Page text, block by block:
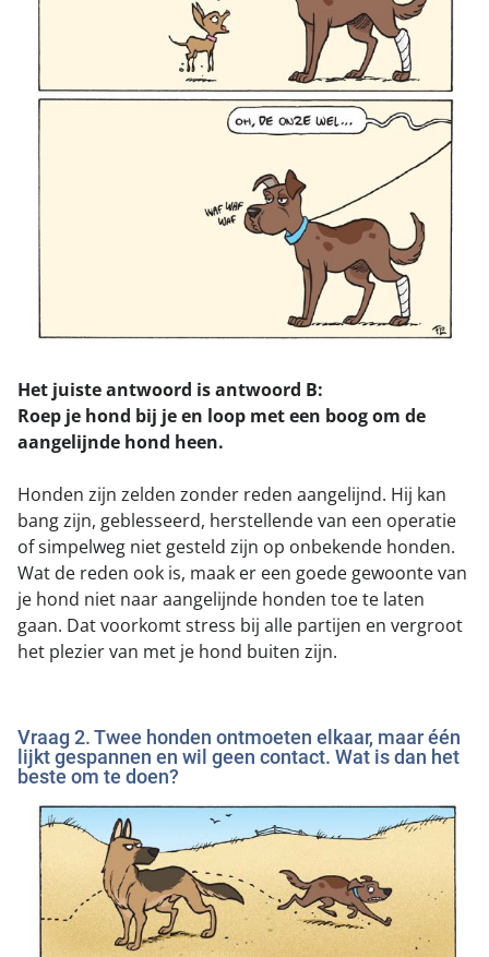
Het juiste antwoord is antwoord B:
Roep je hond bij je en loop met een boog om de
aangelijnde hond heen.
Honden zijn zelden zonder reden aangelijnd. Hij kan
bang zijn, geblesseerd, herstellende van een operatie
of simpelweg niet gesteld zijn op onbekende honden.
Wat de reden ook is, maak er een goede gewoonte van
je hond niet naar aangelijnde honden toe te laten
gaan. Dat voorkomt stress bij alle partijen en vergroot
het plezier van met je hond buiten zijn.
Vraag 2. Twee honden ontmoeten elkaar, maar één
lijkt gespannen en wil geen contact. Wat is dan het
beste om te doen?